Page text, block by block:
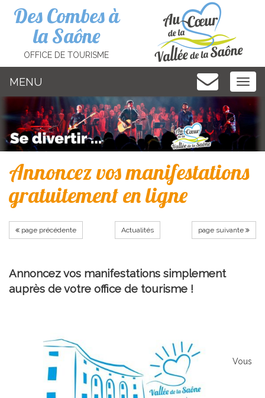
Des Combes à
la Saône
OFFICE DE TOURISME
MENU
Annoncez vos manifestations
gratuitement en ligne
page précédente Actualités page suivante
Annoncez vos manifestations simplement
auprès de votre office de tourisme !
Vous